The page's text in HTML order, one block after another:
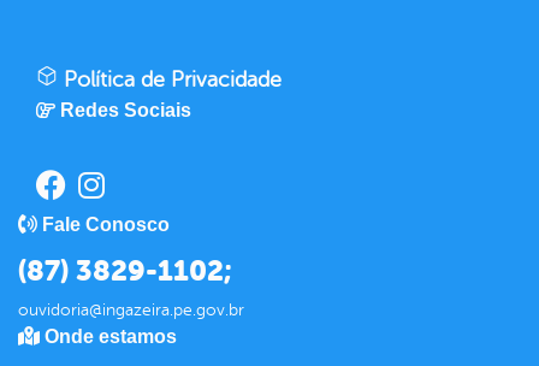
Política de Privacidade
Redes Sociais
Fale Conosco
(87) 3829-1102;
ouvidoria@ingazeira.pe.gov.br
Onde estamos